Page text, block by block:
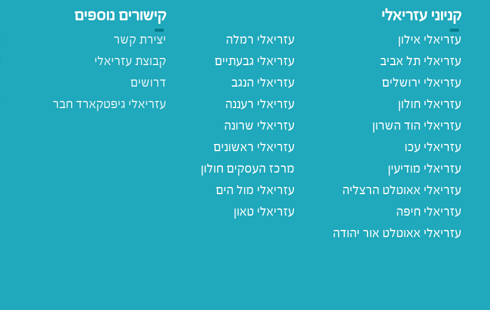
קניוני עזריאלי
עזריאלי אילון
עזריאלי תל אביב
עזריאלי ירושלים
עזריאלי חולון
עזריאלי הוד השרון
עזריאלי עכו
עזריאלי מודיעין
עזריאלי אאוטלט הרצליה
עזריאלי חיפה
עזריאלי אאוטלט אור יהודה
עזריאלי רמלה
עזריאלי גבעתיים
עזריאלי הנגב
עזריאלי רעננה
עזריאלי שרונה
עזריאלי ראשונים
מרכז העסקים חולון
עזריאלי מול הים
עזריאלי טאון
קישורים נוספים
יצירת קשר
קבוצת עזריאלי
דרושים